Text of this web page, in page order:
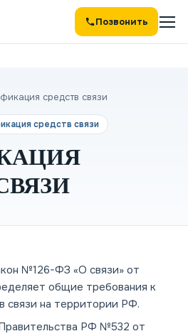
Позвонить
средств связи
средств связи
№126-ФЗ «О связи» от
общие требования к
связи на территории РФ.
РФ №532 от